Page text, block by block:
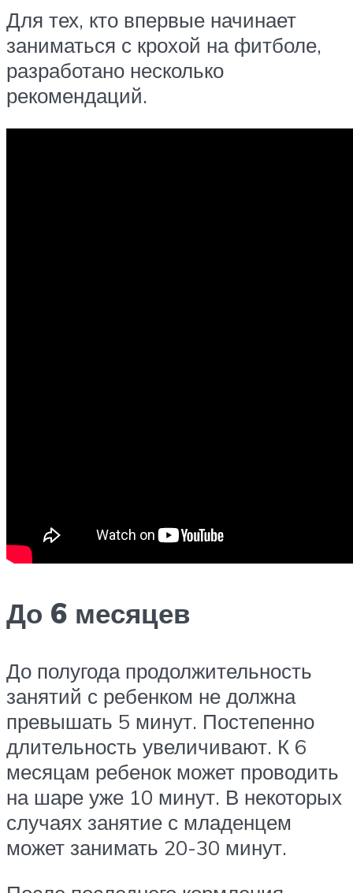
Для тех, кто впервые начинает
заниматься с крохой на фитболе,
разработано несколько
рекомендаций.
До 6 месяцев
До полугода продолжительность
занятий с ребенком не должна
превышать 5 минут. Постепенно
длительность увеличивают. К 6
месяцам ребенок может проводить
на шаре уже 10 минут. В некоторых
случаях занятие с младенцем
может занимать 20-30 минут.